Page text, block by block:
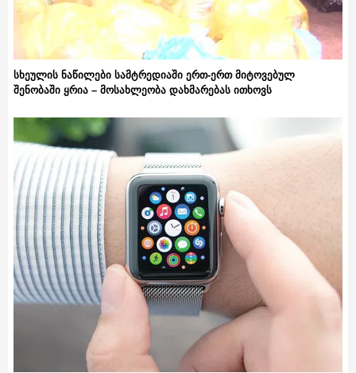
სხეულის ნაწილები სამტრედიაში ერთ-ერთ მიტოვებულ
შენობაში ყრია – მოსახლეობა დახმარებას ითხოვს